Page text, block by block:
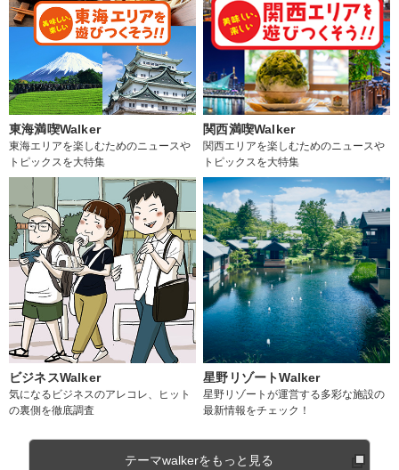
東海満喫Walker
東海エリアを楽しむためのニュースや
トピックスを大特集
関西満喫Walker
関西エリアを楽しむためのニュースや
トピックスを大特集
ビジネスWalker
気になるビジネスのアレコレ、ヒット
の裏側を徹底調査
星野リゾートWalker
星野リゾートが運営する多彩な施設の
最新情報をチェック！
テーマwalkerをもっと見る